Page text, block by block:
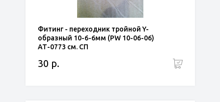
Фитинг - переходник тройной Y-
образный 10-6-6мм (PW 10-06-06)
АТ-0773 см. СП
30 р.